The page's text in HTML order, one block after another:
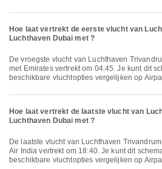
Hoe laat vertrekt de eerste vlucht van
Luchthaven Dubai met ?
De vroegste vlucht van Luchthaven Trivandrum naar Luchthaven Dubai
met Emirates vertrekt om 04:45. Je kunt dit
beschikbare vluchtopties vergelijken op
Hoe laat vertrekt de laatste vlucht van
Luchthaven Dubai met ?
De laatste vlucht van Luchthaven Trivandrum naar Luchthaven Dubai met
Air India vertrekt om 18:40. Je kunt dit
beschikbare vluchtopties vergelijken op